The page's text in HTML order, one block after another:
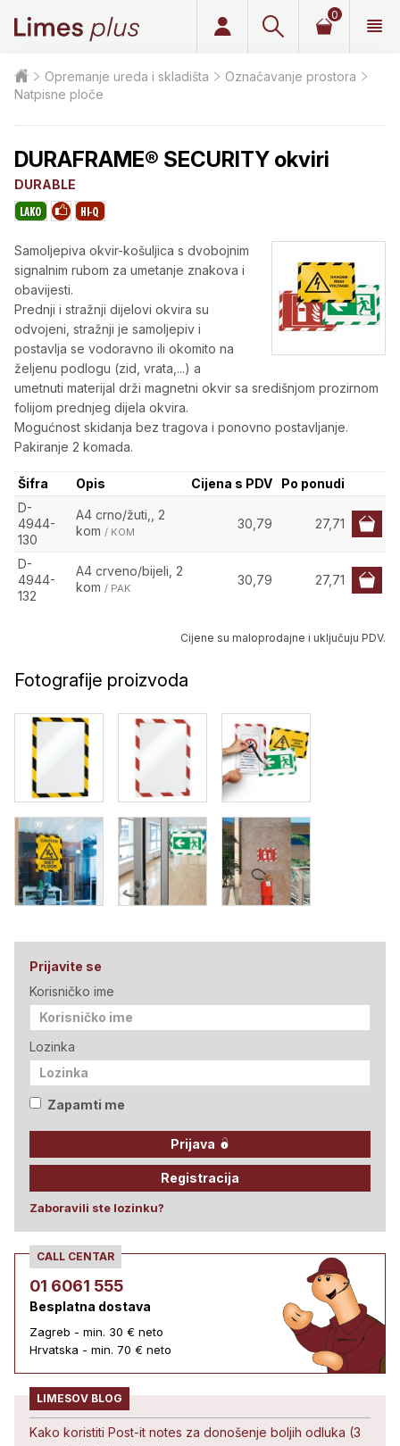
0
Opremanje ureda i skladišta
Označavanje prostora
Natpisne ploče
DURAFRAME® SECURITY okviri
DURABLE
Samoljepiva okvir-košuljica s dvobojnim
signalnim rubom za umetanje znakova i
obavijesti.
Prednji i stražnji dijelovi okvira su
odvojeni, stražnji je samoljepiv i
postavlja se vodoravno ili okomito na
željenu podlogu (zid, vrata,...) a
umetnuti materijal drži magnetni okvir sa središnjom prozirnom
folijom prednjeg dijela okvira.
Mogućnost skidanja bez tragova i ponovno postavljanje.
Pakiranje 2 komada.
Šifra Opis Cijena s PDV
Po ponudi
D-
4944-
130
A4 crno/žuti,, 2
kom / KOM
30,79 27,71
D-
4944-
132
A4 crveno/bijeli, 2
kom / PAK
30,79 27,71
Cijene su maloprodajne i uključuju PDV.
Fotografije proizvoda
Prijavite se
Korisničko ime
Lozinka
Zapamti me
Prijava
Registracija
Zaboravili ste lozinku?
CALL CENTAR
01 6061 555
Besplatna dostava
Zagreb - min. 30 € neto
Hrvatska - min. 70 € neto
LIMESOV BLOG
Kako koristiti Post-it notes za donošenje boljih odluka (3